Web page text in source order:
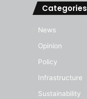
Categories
News
Opinion
Policy
Infrastructure
Sustainability